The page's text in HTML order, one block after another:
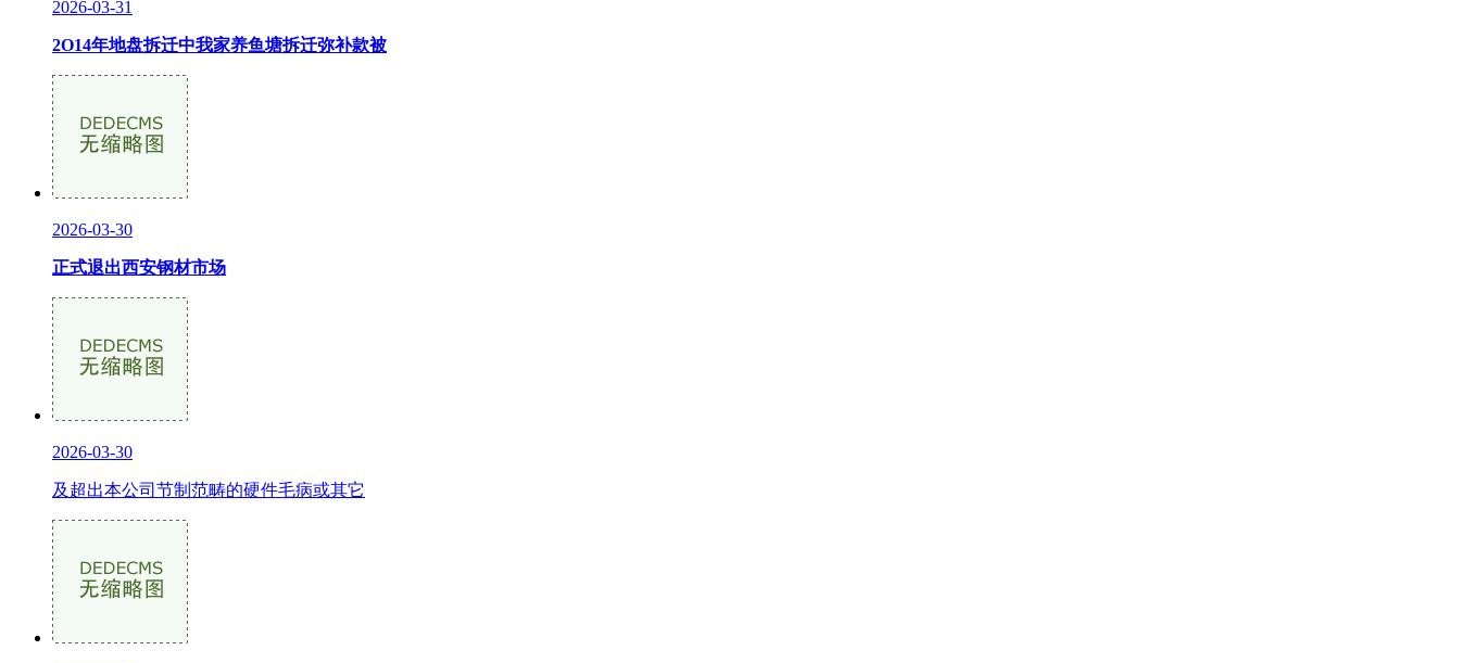
2026-03-31
2O14年地盘拆迁中我家养鱼塘拆迁弥补款被
2026-03-30
正式退出西安钢材市场
2026-03-30
及超出本公司节制范畴的硬件毛病或其它